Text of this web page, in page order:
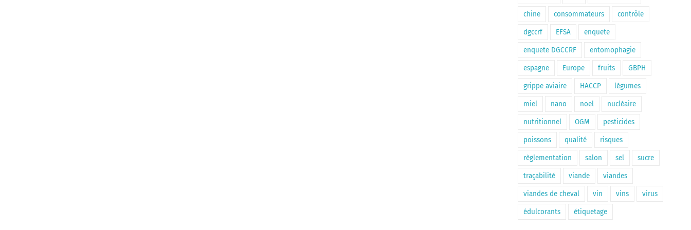
chine consommateurs contrôle
dgccrf EFSA enquete
enquete DGCCRF entomophagie
espagne Europe fruits GBPH
grippe aviaire HACCP légumes
miel nano noel nucléaire
nutritionnel OGM pesticides
poissons qualité risques
règlementation salon sel sucre
traçabilité viande viandes
viandes de cheval vin vins virus
édulcorants étiquetage